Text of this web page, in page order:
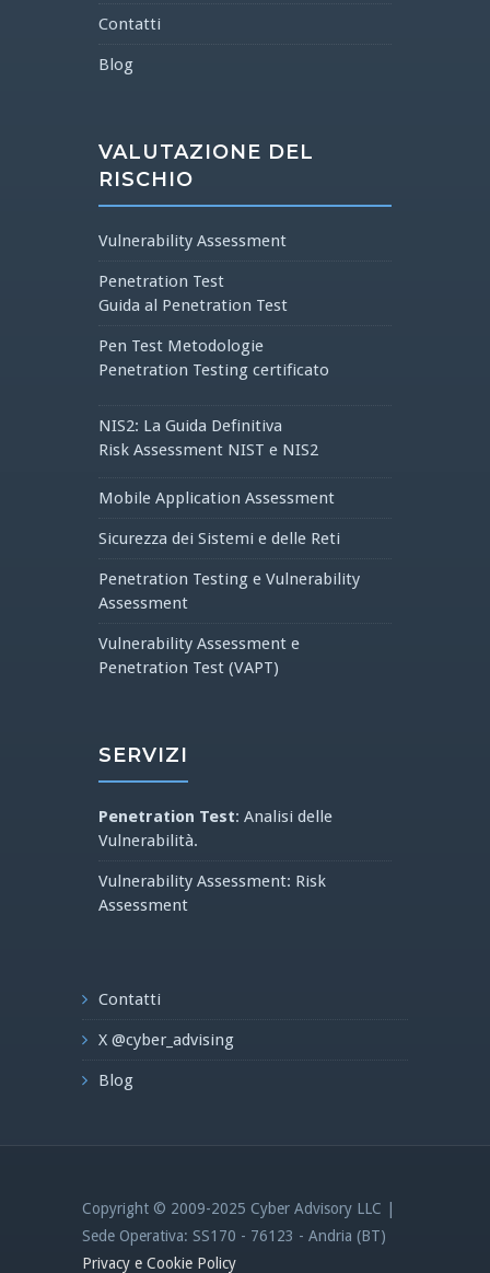
Contatti
Blog
VALUTAZIONE DEL
RISCHIO
Vulnerability Assessment
Penetration Test
Guida al Penetration Test
Pen Test Metodologie
Penetration Testing certificato
NIS2: La Guida Definitiva
Risk Assessment NIST e NIS2
Mobile Application Assessment
Sicurezza dei Sistemi e delle Reti
Penetration Testing e Vulnerability
Assessment
Vulnerability Assessment e
Penetration Test (VAPT)
SERVIZI
Penetration Test: Analisi delle
Vulnerabilità.
Vulnerability Assessment: Risk
Assessment
Contatti
X @cyber_advising
Blog
Copyright © 2009-2025 Cyber Advisory LLC |
Sede Operativa: SS170 - 76123 - Andria (BT)
Privacy e Cookie Policy